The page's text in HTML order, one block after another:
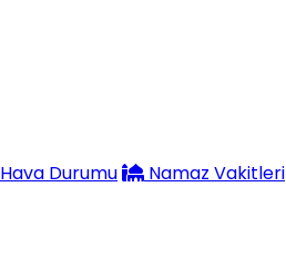
Hava Durumu Namaz Vakitleri